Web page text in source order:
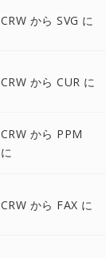
CRW から SVG に
CRW から CUR に
CRW から PPM
に
CRW から FAX に